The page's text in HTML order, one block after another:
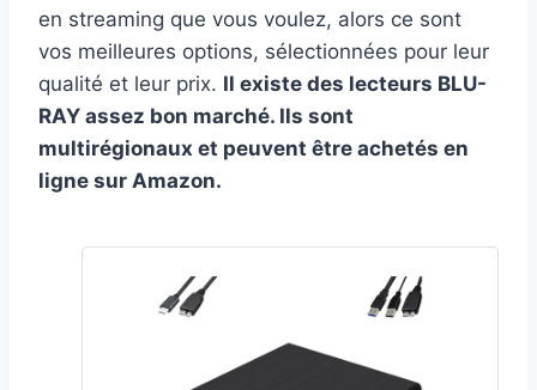
en streaming que vous voulez, alors ce sont
vos meilleures options, sélectionnées pour leur
qualité et leur prix. Il existe des lecteurs BLU-
RAY assez bon marché. Ils sont
multirégionaux et peuvent être achetés en
ligne sur Amazon.